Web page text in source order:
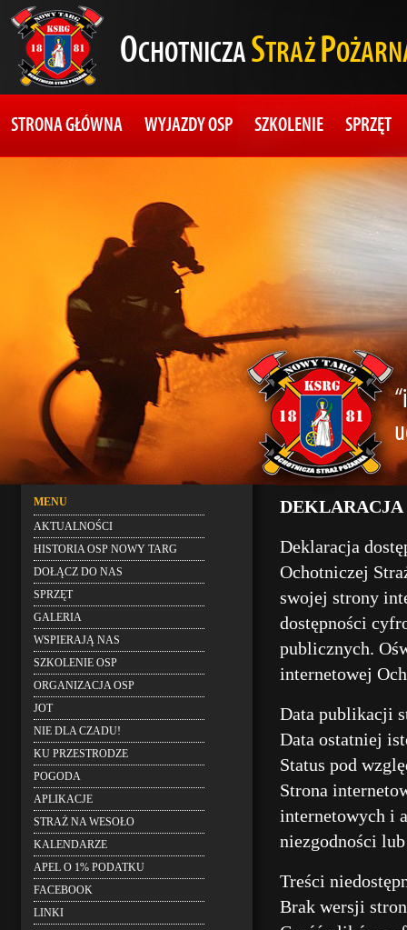
OCHOTNICZASTRAŻP
STRONA GŁÓWNA WYJAZDY OSP SZKOLENIE SPRZĘT
MENU
AKTUALNOŚCI
HISTORIA OSP NOWY TARG
DOŁĄCZ DO NAS
SPRZĘT
GALERIA
WSPIERAJĄ NAS
SZKOLENIE OSP
ORGANIZACJA OSP
JOT
NIE DLA CZADU!
KU PRZESTRODZE
POGODA
APLIKACJE
STRAŻ NA WESOŁO
KALENDARZE
APEL O 1% PODATKU
FACEBOOK
LINKI
DEKLARACJA
Deklaracja
Ochotniczej
swojej strony
dostępności
publicznych.
internetowej
Data publikacji
Data ostatniej
Status pod
Strona
internetowych i
niezgodności
Treści
Brak wersji